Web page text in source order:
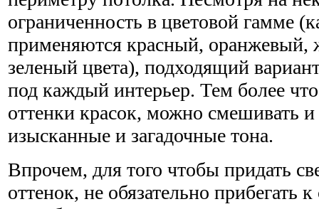
ограниченность в цветовой гамме
применяются красный, оранжевый,
зеленый цвета), подходящий
под каждый интерьер. Тем более что
оттенки красок, можно смешивать
изысканные и загадочные тона.
Впрочем, для того чтобы придать
оттенок, не обязательно прибегать